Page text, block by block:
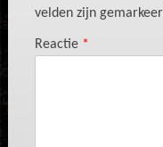
velden zijn
Reactie *